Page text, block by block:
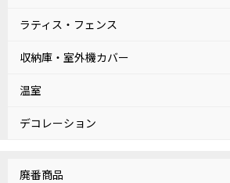
ラティス・フェンス
収納庫・室外機カバー
温室
デコレーション
廃番商品